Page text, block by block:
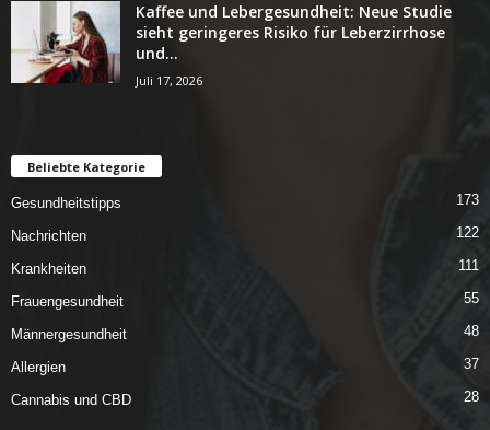
Kaffee und Lebergesundheit: Neue Studie
sieht geringeres Risiko für Leberzirrhose
und...
Juli 17, 2026
Beliebte Kategorie
Gesundheitstipps 173
Nachrichten 122
Krankheiten 111
Frauengesundheit 55
Männergesundheit 48
Allergien 37
Cannabis und CBD 28